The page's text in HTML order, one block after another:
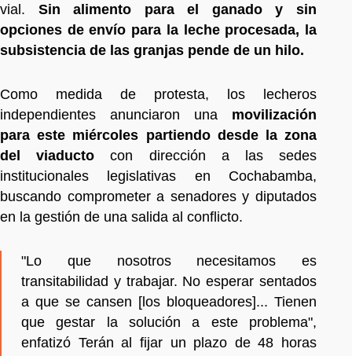
vial. Sin alimento para el ganado y sin
opciones de envío para la leche procesada, la
subsistencia de las granjas pende de un hilo.
Como medida de protesta, los lecheros
independientes anunciaron una movilización
para este miércoles partiendo desde la zona
del viaductocon dirección a las sedes
institucionales legislativas en Cochabamba,
buscando comprometer a senadores y diputados
en la gestión de una salida al conflicto.
"Lo que nosotros necesitamos es
transitabilidad y trabajar. No esperar sentados
a que se cansen [los bloqueadores]... Tienen
que gestar la solución a este problema",
enfatizó Terán al fijar un plazo de 48 horas